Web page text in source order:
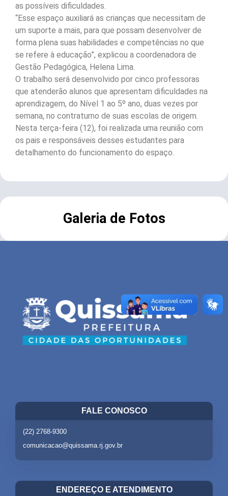
as possíveis dificuldades.
“Esse espaço auxiliará as crianças que necessitam de
um suporte a mais, para que possam desenvolver de
forma plena suas habilidades e competências no que
se refere à educação”, explicou a coordenadora de
Gestão Pedagógica, Helena Lima.
O trabalho será desenvolvido por cinco professoras
que atenderão alunos que apresentam dificuldades na
aprendizagem, do Nível 1 ao 5º ano, duas vezes por
semana, no contraturno de suas escolas de origem.
Nesta terça-feira (12), foi realizada uma reunião com
os pais e responsáveis desses estudantes para
detalhamento do funcionamento do espaço.
Galeria de Fotos
FALE CONOSCO
(22) 2768-9300
comunicacao@quissama.rj.gov.br
ENDEREÇO E ATENDIMENTO